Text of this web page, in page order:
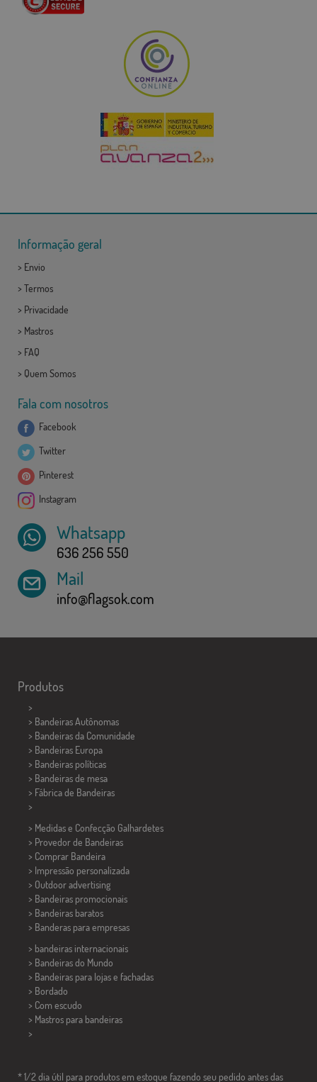
Informação geral
> Envio
> Termos
> Privacidade
> Mastros
> FAQ
> Quem Somos
Fala com nosotros
Facebook
Twitter
Pinterest
Instagram
Whatsapp
636 256 550
Mail
info@flagsok.com
Produtos
>
> Bandeiras Autônomas
> Bandeiras da Comunidade
> Bandeiras Europa
> Bandeiras políticas
> Bandeiras de mesa
> Fábrica de Bandeiras
>
> Medidas e Confecção Galhardetes
> Provedor de Bandeiras
> Comprar Bandeira
> Impressão personalizada
> Outdoor advertising
> Bandeiras promocionais
> Bandeiras baratos
> Banderas para empresas
> bandeiras internacionais
> Bandeiras do Mundo
> Bandeiras para lojas e fachadas
> Bordado
> Com escudo
> Mastros para bandeiras
>
* 1/2 dia útil para produtos em estoque fazendo seu pedido antes das